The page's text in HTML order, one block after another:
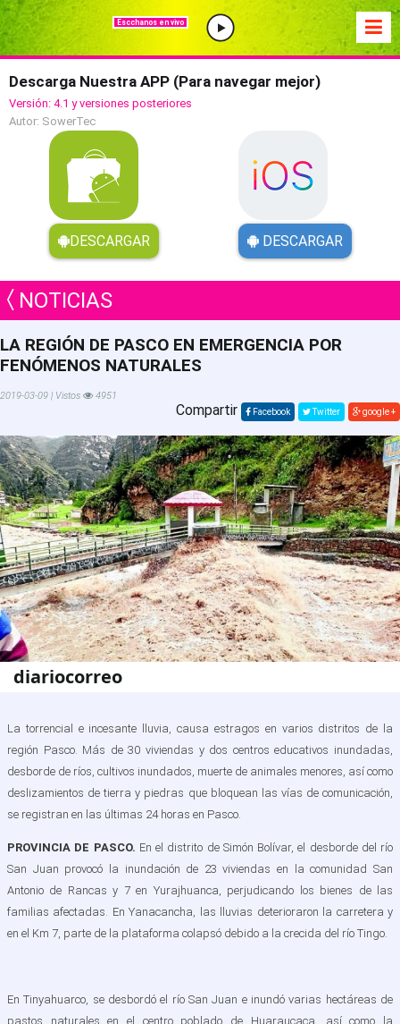
Escchanos en vivo
Descarga Nuestra APP (Para navegar mejor)
Versión: 4.1 y versiones posteriores
Autor: SowerTec
DESCARGAR DESCARGAR
NOTICIAS
LA REGIÓN DE PASCO EN EMERGENCIA POR
FENÓMENOS NATURALES
2019-03-09 | Vistos 4951
Compartir Facebook Twitter google +
diariocorreo
La torrencial e incesante lluvia, causa estragos en varios distritos de la
región Pasco. Más de 30 viviendas y dos centros educativos inundadas,
desborde de ríos, cultivos inundados, muerte de animales menores, así como
deslizamientos de tierra y piedras que bloquean las vías de comunicación,
se registran en las últimas 24 horas en Pasco.
PROVINCIA DE PASCO. En el distrito de Simón Bolívar, el desborde del río
San Juan provocó la inundación de 23 viviendas en la comunidad San
Antonio de Rancas y 7 en Yurajhuanca, perjudicando los bienes de las
familias afectadas. En Yanacancha, las lluvias deterioraron la carretera y
en el Km 7, parte de la plataforma colapsó debido a la crecida del río Tingo.
En Tinyahuarco, se desbordó el río San Juan e inundó varias hectáreas de
pastos naturales en el centro poblado de Huaraucaca, así como la